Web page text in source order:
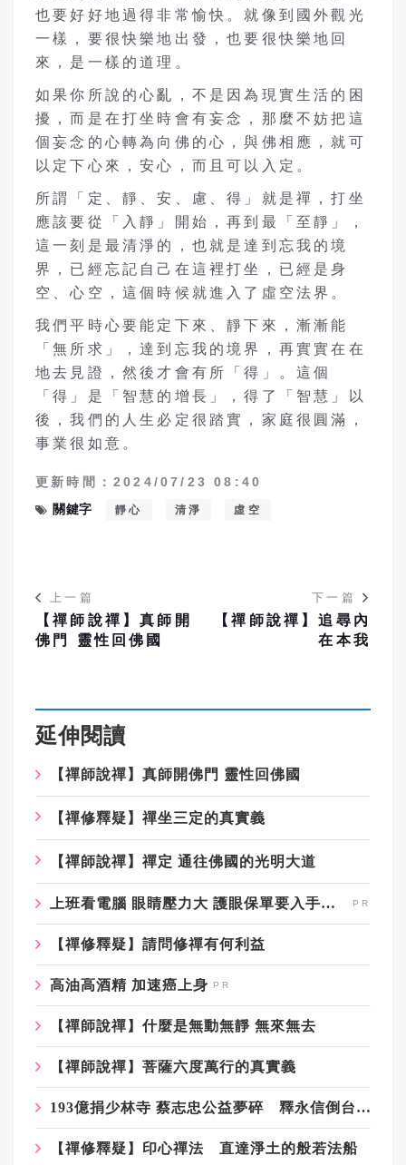
也要好好地過得非常愉快。就像到國外觀光
一樣，要很快樂地出發，也要很快樂地回
來，是一樣的道理。
如果你所說的心亂，不是因為現實生活的困
擾，而是在打坐時會有妄念，那麼不妨把這
個妄念的心轉為向佛的心，與佛相應，就可
以定下心來，安心，而且可以入定。
所謂「定、靜、安、慮、得」就是禪，打坐
應該要從「入靜」開始，再到最「至靜」，
這一刻是最清淨的，也就是達到忘我的境
界，已經忘記自己在這裡打坐，已經是身
空、心空，這個時候就進入了虛空法界。
我們平時心要能定下來、靜下來，漸漸能
「無所求」，達到忘我的境界，再實實在在
地去見證，然後才會有所「得」。這個
「得」是「智慧的增長」，得了「智慧」以
後，我們的人生必定很踏實，家庭很圓滿，
事業很如意。
更新時間：2024/07/23 08:40
關鍵字
靜心 清淨 虛空
上一篇
【禪師說禪】真師開
佛門 靈性回佛國
下一篇
【禪師說禪】追尋內
在本我
延伸閱讀
【禪師說禪】真師開佛門 靈性回佛國
【禪修釋疑】禪坐三定的真實義
【禪師說禪】禪定 通往佛國的光明大道
上班看電腦 眼睛壓力大 護眼保單要入手【安心護眼定期眼睛險】
【禪修釋疑】請問修禪有何利益
高油高酒精 加速癌上身
【禪師說禪】什麼是無動無靜 無來無去
【禪師說禪】菩薩六度萬行的真實義
193億捐少林寺 蔡志忠公益夢碎 釋永信倒台後捐贈去向成問號
【禪修釋疑】印心禪法 直達淨土的般若法船